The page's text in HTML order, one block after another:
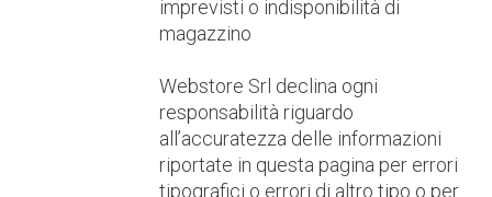
imprevisti o indisponibilità di
magazzino
Webstore Srl declina ogni
responsabilità riguardo
all’accuratezza delle informazioni
riportate in questa pagina per errori
tipografici o errori di altro tipo o per